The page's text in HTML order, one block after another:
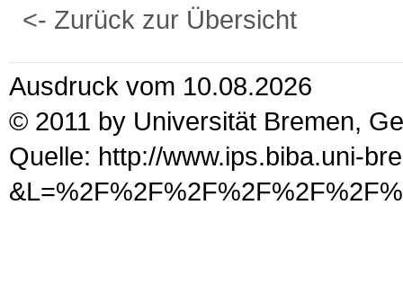
<- Zurück zur Übersicht
Ausdruck vom 10.08.2026
© 2011 by Universität Bremen,
Quelle: http://www.ips.biba.uni-